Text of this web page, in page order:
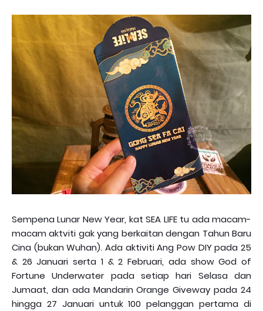
Sempena Lunar New Year, kat SEA LIFE tu ada macam-
macam aktviti gak yang berkaitan dengan Tahun Baru
Cina (bukan Wuhan). Ada aktiviti Ang Pow DIY pada 25
& 26 Januari serta 1 & 2 Februari, ada show God of
Fortune Underwater pada setiap hari Selasa dan
Jumaat, dan ada Mandarin Orange Giveway pada 24
hingga 27 Januari untuk 100 pelanggan pertama di